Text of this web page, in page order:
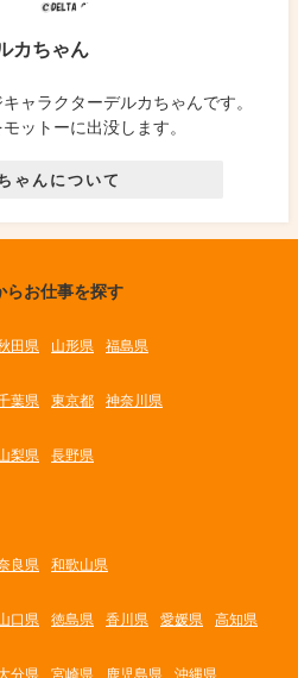
カちゃん
ャラクターデルカちゃんです。
ットーに出没します。
ゃんについて
らお仕事を探す
田県 山形県 福島県
葉県 東京都 神奈川県
梨県 長野県
良県 和歌山県
口県 徳島県 香川県 愛媛県 高知県
分県 宮崎県 鹿児島県 沖縄県